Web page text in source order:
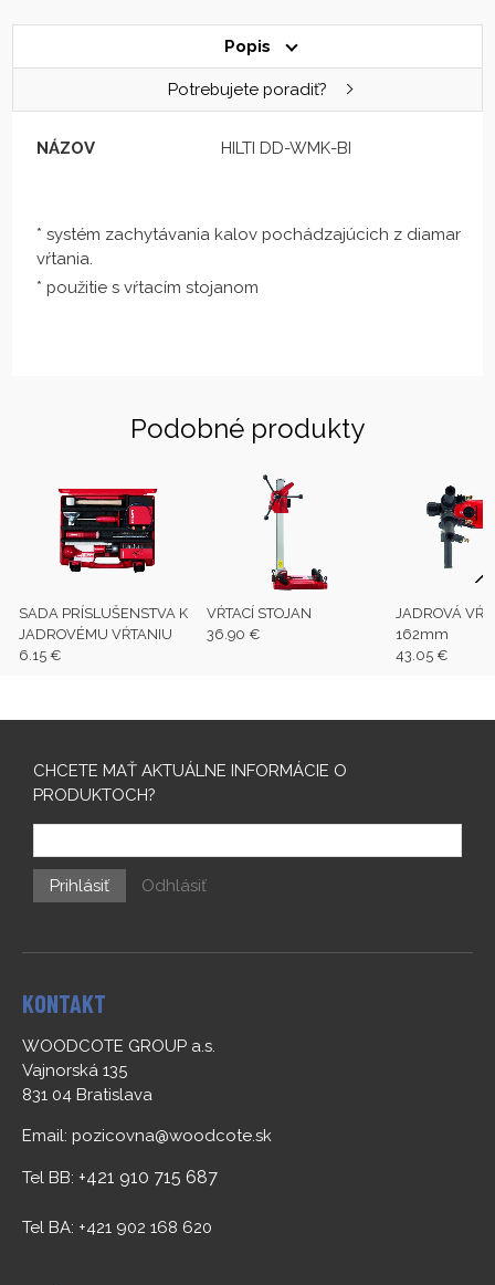
Popis
Potrebujete poradiť?
NÁZOV HILTI DD-WMK-BI
* systém zachytávania kalov pochádzajúcich z
vŕtania.
* použitie s vŕtacím stojanom
Podobné produkty
SADA PRÍSLUŠENSTVA K
JADROVÉMU VŔTANIU
6.15 €
VŔTACÍ STOJAN
36.90 €
JADROVÁ
162mm
43.05 €
CHCETE MAŤ AKTUÁLNE INFORMÁCIE O
PRODUKTOCH?
Prihlásiť Odhlásiť
KONTAKT
WOODCOTE GROUP a.s.
Vajnorská 135
831 04 Bratislava
Email: pozicovna@woodcote.sk
Tel BB: +421 910 715 687
Tel BA: +421 902 168 620